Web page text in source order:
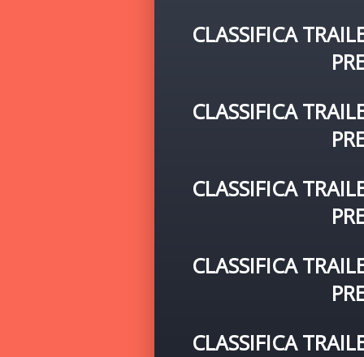
CLASSIFICA
CLASSIFICA
CLASSIFICA
CLASSIFICA
CLASSIFICA